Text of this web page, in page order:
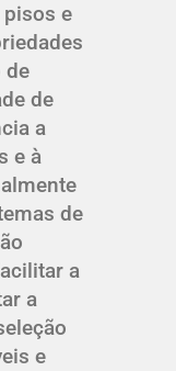
e
de
de
a
e à
de
a
a
e